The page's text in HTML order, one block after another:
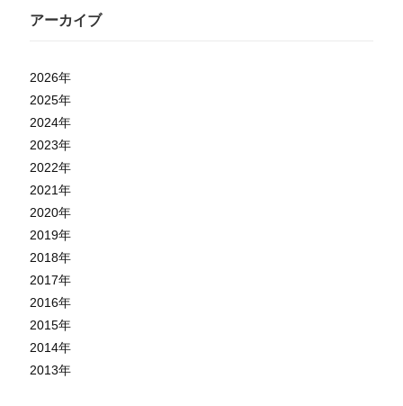
アーカイブ
2026年
2025年
2024年
2023年
2022年
2021年
2020年
2019年
2018年
2017年
2016年
2015年
2014年
2013年